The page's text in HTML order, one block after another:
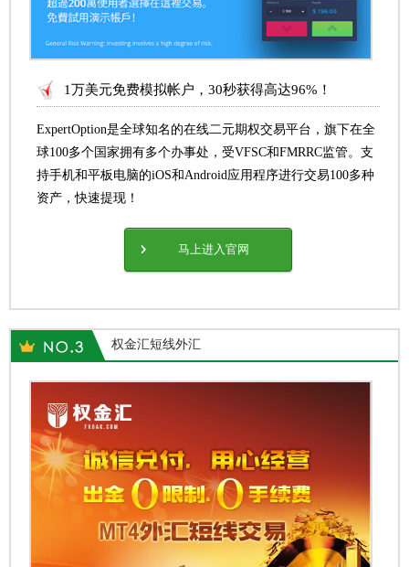
1万美元免费模拟帐户，30秒获得高达96%！
ExpertOption是全球知名的在线二元期权交易平台，旗下在全
球100多个国家拥有多个办事处，受VFSC和FMRRC监管。支
持手机和平板电脑的iOS和Android应用程序进行交易100多种
资产，快速提现！
马上进入官网
权金汇短线外汇